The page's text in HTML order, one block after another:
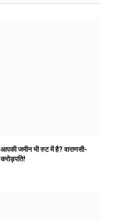
जमीन भी रुट में है? वाराणसी-